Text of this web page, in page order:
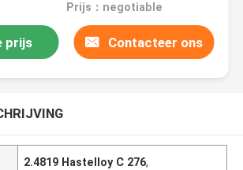
Prijs：negotiable
prijs Contacteer ons
2.4819 Hastelloy C 276,